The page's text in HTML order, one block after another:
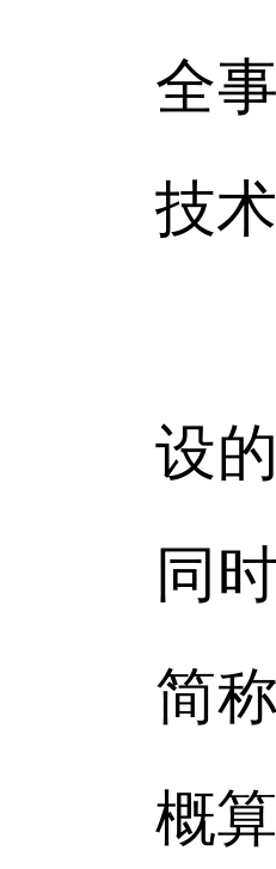
全
技
第
设
同
简
概算